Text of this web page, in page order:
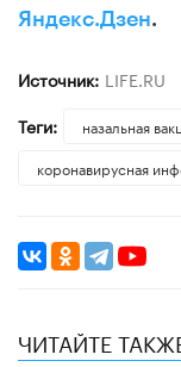
Яндекс.Дзен.
Источник: LIFE.RU
Теги:
назальная
коронавирусная
ЧИТАЙТЕ